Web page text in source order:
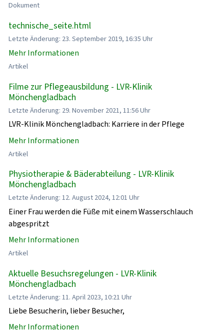
Dokument
technische_seite.html
Letzte Änderung: 23. September 2019, 16:35 Uhr
Mehr Informationen
Artikel
Filme zur Pflegeausbildung - LVR-Klinik
Mönchengladbach
Letzte Änderung: 29. November 2021, 11:56 Uhr
LVR-Klinik Mönchengladbach: Karriere in der Pflege
Mehr Informationen
Artikel
Physiotherapie & Bäderabteilung - LVR-Klinik
Mönchengladbach
Letzte Änderung: 12. August 2024, 12:01 Uhr
Einer Frau werden die Füße mit einem Wasserschlauch
abgespritzt
Mehr Informationen
Artikel
Aktuelle Besuchsregelungen - LVR-Klinik
Mönchengladbach
Letzte Änderung: 11. April 2023, 10:21 Uhr
Liebe Besucherin, lieber Besucher,
Mehr Informationen